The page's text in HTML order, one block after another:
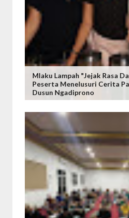
Mlaku Lampah "Jejak Rasa
Peserta Menelusuri Cerita
Dusun Ngadiprono